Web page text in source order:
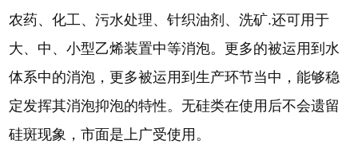
农药、化工、污水处理、针织油剂、洗矿.还可用于
大、中、小型乙烯装置中等消泡。更多的被运用到水
体系中的消泡，更多被运用到生产环节当中，能够稳
定发挥其消泡抑泡的特性。无硅类在使用后不会遗留
硅斑现象，市面是上广受使用。